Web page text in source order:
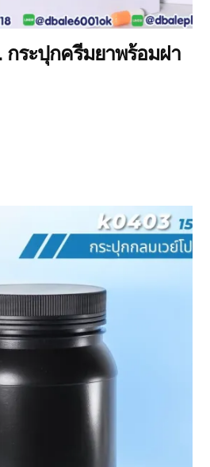
กระปุกครีมยาพร้อมฝา